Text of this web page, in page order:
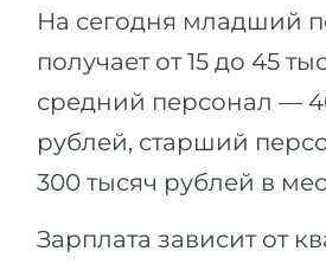
На сегодня младший
получает от 15 до 45
средний персонал —
рублей, старший
300 тысяч рублей в
Зарплата зависит от